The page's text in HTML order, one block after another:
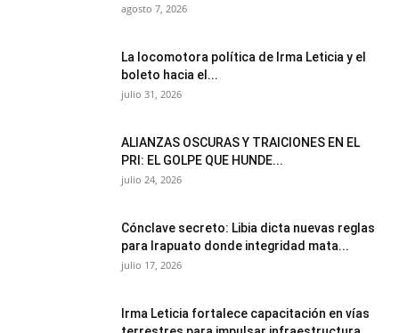
agosto 7, 2026
La locomotora política de Irma Leticia y el
boleto hacia el...
julio 31, 2026
ALIANZAS OSCURAS Y TRAICIONES EN EL
PRI: EL GOLPE QUE HUNDE...
julio 24, 2026
Cónclave secreto: Libia dicta nuevas reglas
para Irapuato donde integridad mata...
julio 17, 2026
Irma Leticia fortalece capacitación en vías